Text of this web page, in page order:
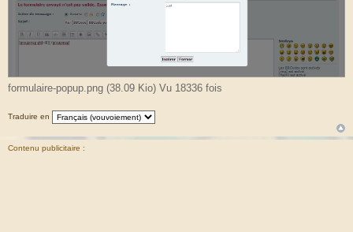
formulaire-popup.png (38.09 Kio) Vu 18336 fois
Traduire en
Contenu publicitaire :